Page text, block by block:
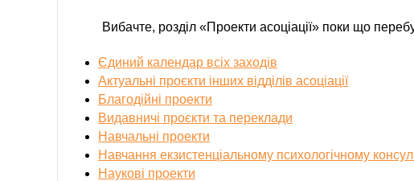
Вибачте, розділ «Проекти асоціації» поки що
Єдиний календар всіх заходів
Актуальні проєкти інших відділів асоціації
Благодійні проекти
Видавничі проєкти та переклади
Навчальні проекти
Навчання екзистенціальному психологічному
Наукові проекти